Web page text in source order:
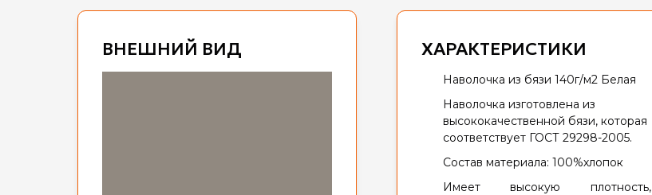
ВНЕШНИЙ ВИД ХАРАКТЕРИСТИКИ
Наволочка из бязи 140г/м2 Белая
Наволочка изготовлена из
высококачественной бязи, которая
соответствует ГОСТ 29298-2005.
Состав материала: 100%хлопок
Имеет высокую плотность,